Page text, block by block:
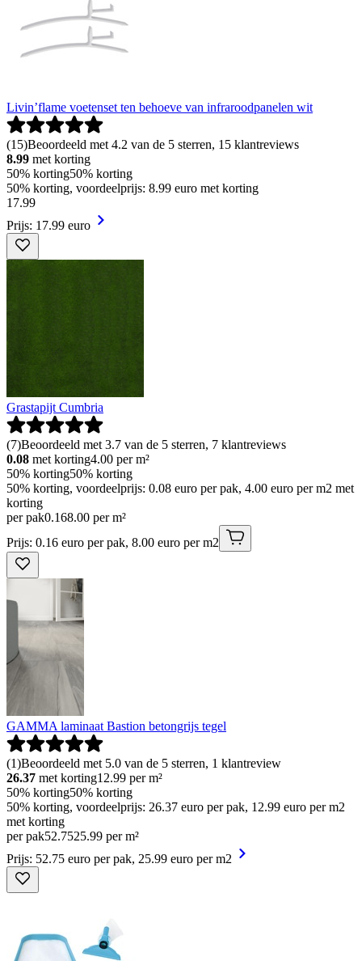
Livin’flame voetenset ten behoeve van infraroodpanelen wit
(15)Beoordeeld met 4.2 van de 5 sterren, 15 klantreviews
8.99 met korting
50% korting50% korting
50% korting, voordeelprijs: 8.99 euro met korting
17.99
Prijs: 17.99 euro
Grastapijt Cumbria
(7)Beoordeeld met 3.7 van de 5 sterren, 7 klantreviews
0.08 met korting4.00 per m²
50% korting50% korting
50% korting, voordeelprijs: 0.08 euro per pak, 4.00 euro per m2 met
korting
per pak0.168.00 per m²
Prijs: 0.16 euro per pak, 8.00 euro per m2
GAMMA laminaat Bastion betongrijs tegel
(1)Beoordeeld met 5.0 van de 5 sterren, 1 klantreview
26.37 met korting12.99 per m²
50% korting50% korting
50% korting, voordeelprijs: 26.37 euro per pak, 12.99 euro per m2
met korting
per pak52.7525.99 per m²
Prijs: 52.75 euro per pak, 25.99 euro per m2